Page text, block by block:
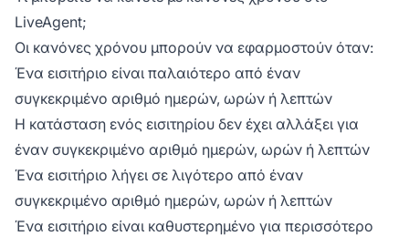
LiveAgent;
Οι κανόνες χρόνου μπορούν να εφαρμοστούν όταν:
Ένα εισιτήριο είναι παλαιότερο από έναν
συγκεκριμένο αριθμό ημερών, ωρών ή λεπτών
Η κατάσταση ενός εισιτηρίου δεν έχει αλλάξει για
έναν συγκεκριμένο αριθμό ημερών, ωρών ή λεπτών
Ένα εισιτήριο λήγει σε λιγότερο από έναν
συγκεκριμένο αριθμό ημερών, ωρών ή λεπτών
Ένα εισιτήριο είναι καθυστερημένο για περισσότερο